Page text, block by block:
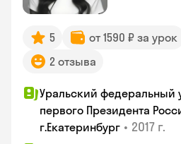
5 от 1590 ₽ за урок
2 отзыва
Уральский федеральный
первого Президента
г.Екатеринбург • 2017 г.